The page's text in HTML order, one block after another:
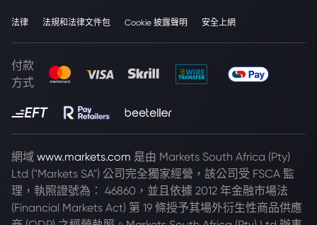
法律 法規和法律文件包 Cookie 披露聲明 安全上網
付款
方式
網域 www.markets.com 是由 Markets South Africa (Pty)
Ltd ("Markets SA") 公司完全獨家經營，該公司受 FSCA 監
理，執照證號為： 46860，並且依據 2012 年金融市場法
(Financial Markets Act) 第 19 條授予其場外衍生性商品供應